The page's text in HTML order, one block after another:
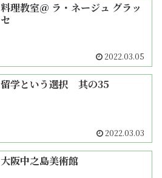
料理教室＠ ラ・ネージュ グラッ
セ
2022.03.05
留学という選択 其の35
2022.03.03
大阪中之島美術館